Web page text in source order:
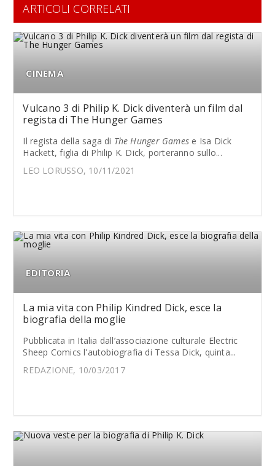
ARTICOLI CORRELATI
CINEMA
Vulcano 3 di Philip K. Dick diventerà un film dal
regista di The Hunger Games
Il regista della saga di The Hunger Games e Isa Dick
Hackett, figlia di Philip K. Dick, porteranno sullo...
LEO LORUSSO, 10/11/2021
EDITORIA
La mia vita con Philip Kindred Dick, esce la
biografia della moglie
Pubblicata in Italia dall’associazione culturale Electric
Sheep Comics l'autobiografia di Tessa Dick, quinta...
REDAZIONE, 10/03/2017